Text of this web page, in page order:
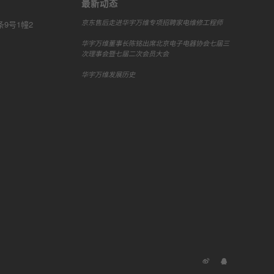
9号1幢2
最新动态
京东售后走进华宇万维专项招聘家电维修工程师
华宇万维董事长陈铭出席北京电子电器协会七届三
次理事会暨七届二次会员大会
华宇万维发展历史